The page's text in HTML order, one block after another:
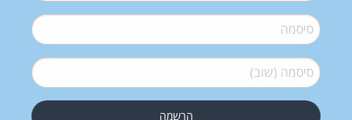
סיסמה*
סיסמה (שוב)*